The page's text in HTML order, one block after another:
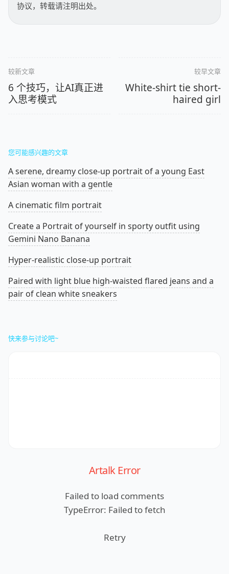
协议，转载请注明出处。
较新文章
6 个技巧，让AI真正进
入思考模式
较早文章
White-shirt tie short-
haired girl
您可能感兴趣的文章
A serene, dreamy close-up portrait of a young East
Asian woman with a gentle
A cinematic film portrait
Create a Portrait of yourself in sporty outfit using
Gemini Nano Banana
Hyper-realistic close-up portrait
Paired with light blue high-waisted flared jeans and a
pair of clean white sneakers
快来参与讨论吧~
Artalk Error
Failed to load comments
TypeError: Failed to fetch
Retry